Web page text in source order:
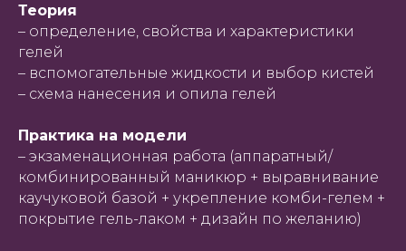
Теория
– определение, свойства и характеристики
гелей
– вспомогательные жидкости и выбор кистей
– схема нанесения и опила гелей
Практика на модели
– экзаменационная работа (аппаратный/
комбинированный маникюр + выравнивание
каучуковой базой + укрепление комби-гелем +
покрытие гель-лаком + дизайн по желанию)